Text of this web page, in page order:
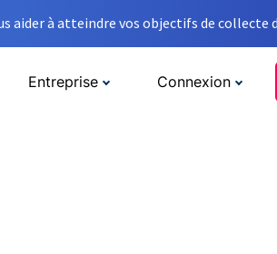
aider à atteindre vos objectifs de collecte
Entreprise Connexion